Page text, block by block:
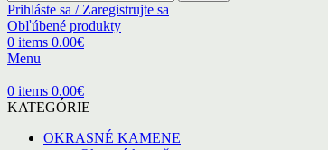
Prihláste sa / Zaregistrujte sa
Obľúbené produkty
0 items 0.00€
Menu
0 items 0.00€
KATEGÓRIE
OKRASNÉ KAMENE